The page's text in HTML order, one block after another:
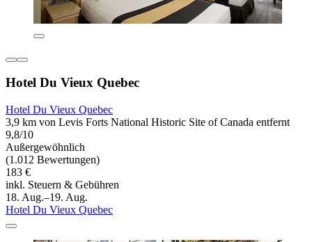
Hotel Du Vieux Quebec
Hotel Du Vieux Quebec
3,9 km von Levis Forts National Historic Site of Canada entfernt
9,8/10
Außergewöhnlich
(1.012 Bewertungen)
183 €
inkl. Steuern & Gebühren
18. Aug.–19. Aug.
Hotel Du Vieux Quebec